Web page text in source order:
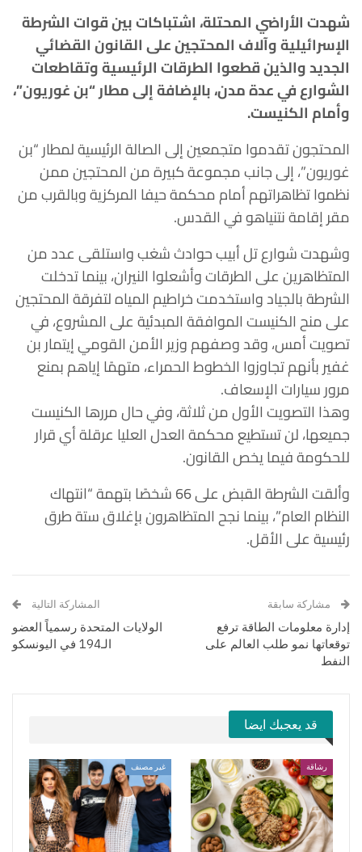
شهدت الأراضي المحتلة، اشتباكات بين قوات الشرطة
الإسرائيلية وآلاف المحتجين على القانون القضائي
الجديد والذين قطعوا الطرقات الرئيسية وتقاطعات
الشوارع في عدة مدن، بالإضافة إلى مطار “بن غوريون”،
وأمام الكنيست.
المحتجون تقدموا متجمعين إلى الصالة الرئيسية لمطار “بن
غوريون”، إلى جانب مجموعة كبيرة من المحتجين ممن
نظموا تظاهراتهم أمام محكمة حيفا المركزية وبالقرب من
مقر إقامة نتنياهو في القدس.
وشهدت شوارع تل أبيب حوادث شغب واستلقى عدد من
المتظاهرين على الطرقات وأشعلوا النيران، بينما تدخلت
الشرطة بالجياد واستخدمت خراطيم المياه لتفرقة المحتجين
على منح الكنيست الموافقة المبدئية على المشروع، في
تصويت أمس، وقد وصفهموزير الأمن القومي إيتمار بن
غفير بأنهم تجاوزوا الخطوط الحمراء، متهمًا إياهم بمنع
مرور سيارات الإسعاف.
وهذا التصويت الأول من ثلاثة، وفي حال مررها الكنيست
جميعها، لن تستطيع محكمة العدل العليا عرقلة أي قرار
للحكومة فيما يخص القانون.
وألقت الشرطة القبض على 66 شخصًا بتهمة “انتهاك
النظام العام”، بينما نجح المتظاهرون بإغلاق ستة طرق
رئيسية على الأقل.
مشاركة سابقة
إدارة معلومات الطاقة ترفع
توقعاتها نمو طلب العالم على
النفط
المشاركة التالية
الولايات المتحدة رسمياً العضو
الـ194 في اليونسكو
قد يعجبك ايضا
رشاقة غير مصنف